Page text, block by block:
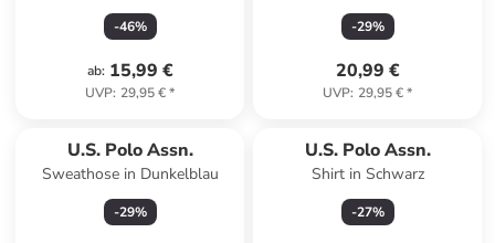
-46%
ab: 15,99 €
UVP: 29,95 €*
-29%
20,99 €
UVP: 29,95 €*
U.S. Polo Assn.
Sweathose in Dunkelblau
-29%
U.S. Polo Assn.
Shirt in Schwarz
-27%